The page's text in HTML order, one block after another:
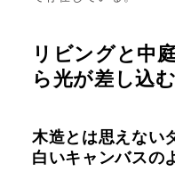
リビングと中
ら光が差し込む
木造とは思えない
白いキャンバスの